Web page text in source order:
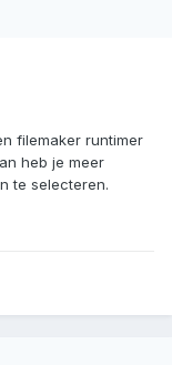
filemaker runtimer
heb je meer
te selecteren.